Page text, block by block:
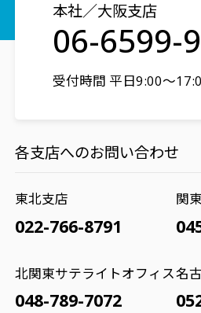
本社／大阪支店
06-6599-
受付時間 平日9:00～
各支店へのお問い合わせ
東北支店
022-766-8791
関
北関東サテライトオフィス
048-789-7072
名